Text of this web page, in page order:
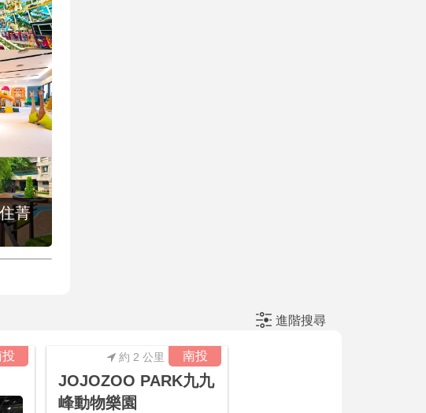
菁
進階搜尋
南投
約 2 公里
JOJOZOO PARK九九
峰動物樂園